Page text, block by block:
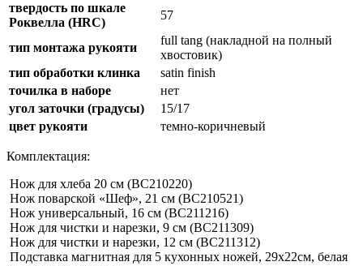
твердость по шкале
Роквелла (HRC)
57
тип монтажа рукояти
full tang (накладной на полный
хвостовик)
тип обработки клинка
satin finish
точилка в наборе
нет
угол заточки (градусы)
15/17
цвет рукояти
темно-коричневый
Комплектация:
Нож для хлеба 20 см (BC210220)
Нож поварской «Шеф», 21 см (BC210521)
Нож универсальный, 16 см (BC211216)
Нож для чистки и нарезки, 9 см (BC211309)
Нож для чистки и нарезки, 12 см (BC211312)
Подставка магнитная для 5 кухонных ножей, 29х22см, белая